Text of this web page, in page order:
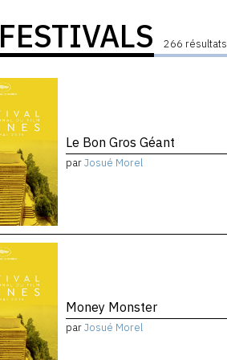
FESTIVALS 266 résultats
Le Bon Gros Géant
parJosué Morel
Money Monster
parJosué Morel